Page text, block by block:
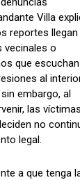
Villa
reportes llegan
vecinales o
que escuchan
al
embargo, al
las víctimas
no
legal.
a que tenga